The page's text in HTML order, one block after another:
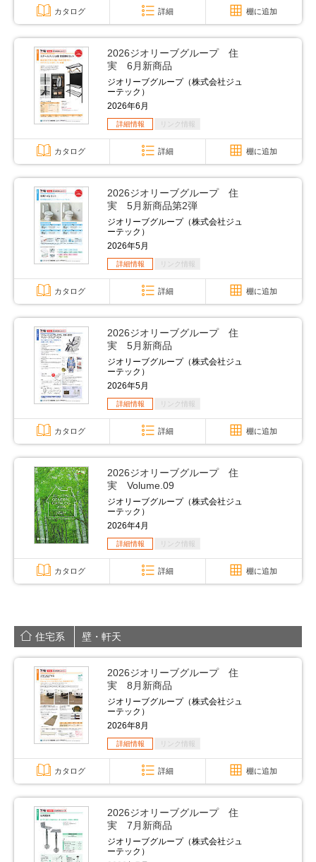
カタログ 詳細 棚に追加
2026ジオリーブグループ 住
実 6月新商品
ジオリーブグループ（株式会社ジュ
ーテック）
2026年6月
詳細情報 リンク情報
カタログ 詳細 棚に追加
2026ジオリーブグループ 住
実 5月新商品第2弾
ジオリーブグループ（株式会社ジュ
ーテック）
2026年5月
詳細情報 リンク情報
カタログ 詳細 棚に追加
2026ジオリーブグループ 住
実 5月新商品
ジオリーブグループ（株式会社ジュ
ーテック）
2026年5月
詳細情報 リンク情報
カタログ 詳細 棚に追加
2026ジオリーブグループ 住
実 Volume.09
ジオリーブグループ（株式会社ジュ
ーテック）
2026年4月
詳細情報 リンク情報
カタログ 詳細 棚に追加
住宅系 壁・軒天
2026ジオリーブグループ 住
実 8月新商品
ジオリーブグループ（株式会社ジュ
ーテック）
2026年8月
詳細情報 リンク情報
カタログ 詳細 棚に追加
2026ジオリーブグループ 住
実 7月新商品
ジオリーブグループ（株式会社ジュ
ーテック）